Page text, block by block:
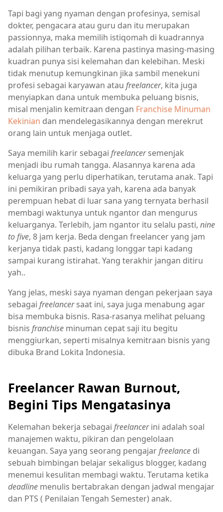
Tapi bagi yang nyaman dengan profesinya, semisal
dokter, pengacara atau guru dan itu merupakan
passionnya, maka memilih istiqomah di kuadrannya
adalah pilihan terbaik. Karena pastinya masing-masing
kuadran punya sisi kelemahan dan kelebihan. Meski
tidak menutup kemungkinan jika sambil menekuni
profesi sebagai karyawan atau freelancer, kita juga
menyiapkan dana untuk membuka peluang bisnis,
misal menjalin kemitraan dengan Franchise Minuman
Kekinian dan mendelegasikannya dengan merekrut
orang lain untuk menjaga outlet.
Saya memilih karir sebagai freelancersemenjak
menjadi ibu rumah tangga. Alasannya karena ada
keluarga yang perlu diperhatikan, terutama anak. Tapi
ini pemikiran pribadi saya yah, karena ada banyak
perempuan hebat di luar sana yang ternyata berhasil
membagi waktunya untuk ngantor dan mengurus
keluarganya. Terlebih, jam ngantor itu selalu pasti, nine
to five, 8 jam kerja. Beda dengan freelancer yang jam
kerjanya tidak pasti, kadang longgar tapi kadang
sampai kurang istirahat. Yang terakhir jangan ditiru
yah..
Yang jelas, meski saya nyaman dengan pekerjaan saya
sebagai freelancersaat ini, saya juga menabung agar
bisa membuka bisnis. Rasa-rasanya melihat peluang
bisnis franchise minuman cepat saji itu begitu
menggiurkan, seperti misalnya kemitraan bisnis yang
dibuka Brand Lokita Indonesia.
Freelancer Rawan Burnout,
Begini Tips Mengatasinya
Kelemahan bekerja sebagai freelancerini adalah soal
manajemen waktu, pikiran dan pengelolaan
keuangan. Saya yang seorang pengajarfreelance di
sebuah bimbingan belajar sekaligus blogger, kadang
menemui kesulitan membagi waktu. Terutama ketika
deadline menulis bertabrakan dengan jadwal mengajar
dan PTS ( Penilaian Tengah Semester) anak.